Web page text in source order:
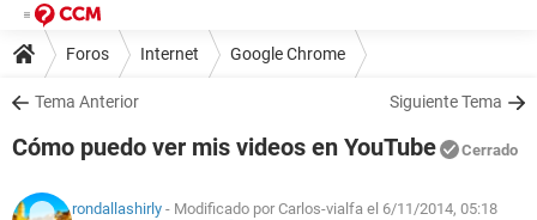
Foros Internet Google Chrome
Tema Anterior Siguiente Tema
Cómo puedo ver mis videos en YouTube Cerrado
rondallashirly - Modificado por Carlos-vialfa el 6/11/2014, 05:18